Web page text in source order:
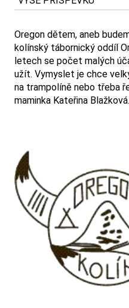
Oregon dětem, aneb
kolínský tábornický oddíl
letech se počet malých
užít. Vymyslet je chce
na trampolíně nebo třeba
maminka Kateřina Blažková.